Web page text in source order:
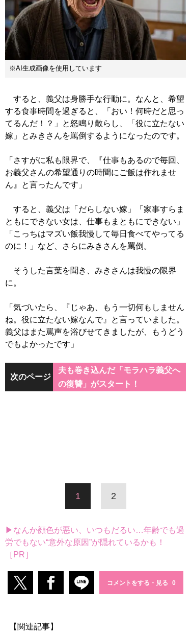
※AI生成画像を使用しています
すると、義父は身勝手な行動に。なんと、希望
する食事時間を過ぎると、「おい！何時だと思っ
てるんだ！？」と怒鳴り散らし、「役に立たない
嫁」とみきさんを罵倒するようになったのです。
「さすがに私も限界で、『仕事もあるので毎回、
お義父さんの希望通りの時間にご飯は作れませ
ん』と言ったんです」
すると、義父は「だらしない嫁」「家事すらま
ともにできない女は、仕事もまともにできない」
「こっちはマズい飯我慢して毎日食べてやってる
のに！」など、さらにみきさんを罵倒。
そうした言葉を聞き、みきさんは我慢の限界
に。
「気づいたら、『じゃあ、もう一切何もしません
ね。役に立たない嫁なんで』と言っていました。
義父はまた罵声を浴びせてきましたが、もうどう
でもよかったです」
次のページ
夫も巻き込んだ「モラハラ義父へ
の復讐」がスタート！
1 2
▶なんか顔色が悪い、いつもだるい…年齢でも過
労でもない“意外な原因”が隠れているかも！
［PR］
コメントをする・見る
【関連記事】